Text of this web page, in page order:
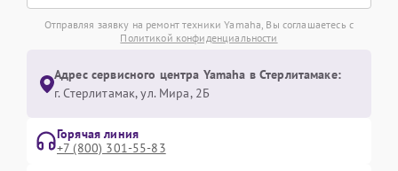
Отправляя заявку на ремонт техники Yamaha, Вы соглашаетесь с
Политикой конфиденциальности
Адрес сервисного центра Yamaha в Стерлитамаке:
г. Стерлитамак, ул. Мира, 2Б
Горячая линия
+7 (800) 301-55-83